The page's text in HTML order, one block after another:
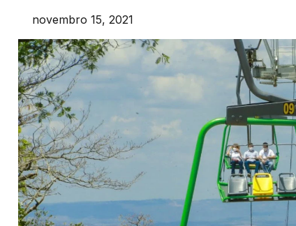
novembro 15, 2021